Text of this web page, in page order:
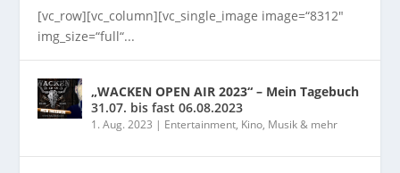
[vc_row][vc_column][vc_single_image image=“8312″
img_size=“full“...
„WACKEN OPEN AIR 2023“ – Mein Tagebuch
31.07. bis fast 06.08.2023
1. Aug. 2023 | Entertainment, Kino, Musik & mehr